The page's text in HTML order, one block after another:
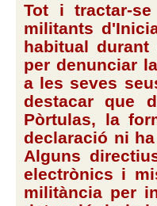
Tot i tractar-
militants
habitual
per denunciar
a les seves
destacar que
Pòrtulas, la
declaració ni
Alguns
electrònics i
militància per